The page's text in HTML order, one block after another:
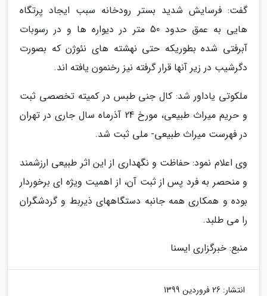
گفت: فرسایش شدید بستر رودخانه سبب ایجاد پرتگاه
هایی به عمق حدود 50 متر در دیواره ها و در رسوبات
آبرفتی شده بطوریکه حتی نهشته های نئوژن که بصورت
دگرشیب در زیر آنها قرار گرفته نیز رخنمون یافته اند.
ملکوتی یاداور شد: کال جنی طبس در کمیته تخصصی ثبت
و حریم میراث طبیعی، مورخ 24 آذرماه سال جاری در تهران
در فهرست میراث طبیعی- ملی ثبت شد.
وی اعلام نمود: حفاظت و نگهداری از این اثر طبیعی ارزشمند
و منحصر به فرد پس از ثبت آن، از اهمیت ویژه ای برخوردار
بوده و همکاری همه جانبه دستگاههای ذیربط و گردشگران
را می طلبد.
منبع: خبرگزاری ایسنا
انتشار: 26 فروردین 1399